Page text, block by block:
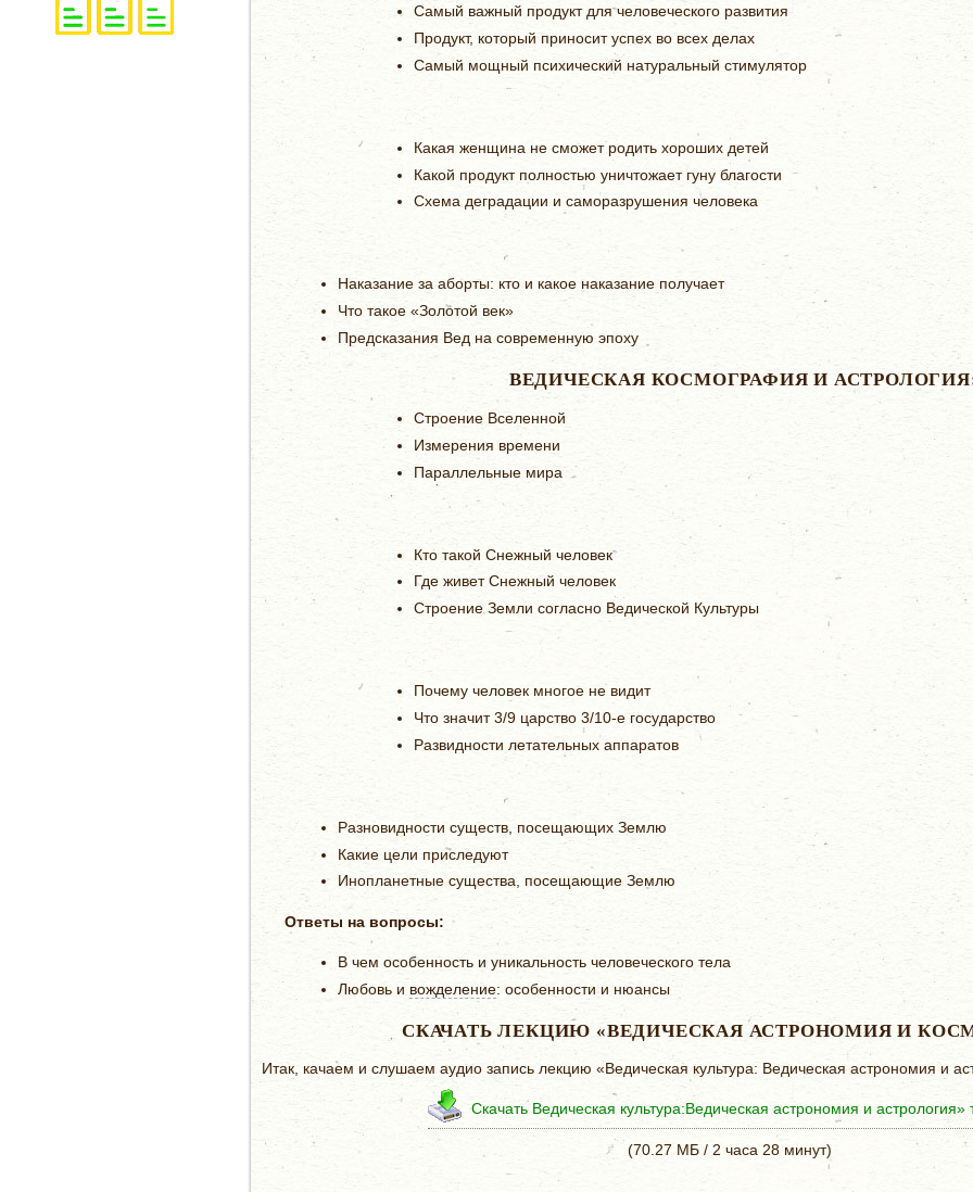
Самый важный продукт для человеческого развития
Продукт, который приносит успех во всех делах
Самый мощный психический натуральный стимулятор
Какая женщина не сможет родить хороших детей
Какой продукт полностью уничтожает гуну благости
Схема деградации и саморазрушения человека
Наказание за аборты: кто и какое наказание получает
Что такое «Золотой век»
Предсказания Вед на современную эпоху
ВЕДИЧЕСКАЯ КОСМОГРАФИЯ И
Строение Вселенной
Измерения времени
Параллельные мира
Кто такой Снежный человек
Где живет Снежный человек
Строение Земли согласно Ведической Культуры
Почему человек многое не видит
Что значит 3/9 царство 3/10-е государство
Развидности летательных аппаратов
Разновидности существ, посещающих Землю
Какие цели приследуют
Инопланетные существа, посещающие Землю
Ответы на вопросы:
В чем особенность и уникальность человеческого тела
Любовь и вожделение: особенности и нюансы
СКАЧАТЬ ЛЕКЦИЮ «ВЕДИЧЕСКАЯ АСТРОНОМИЯ И
Итак, качаем и слушаем аудио запись лекцию «Ведическая культура: Ведическая астрономия и
Скачать Ведическая культура:Ведическая астрономия и астрология»
(70.27 МБ / 2 часа 28 минут)